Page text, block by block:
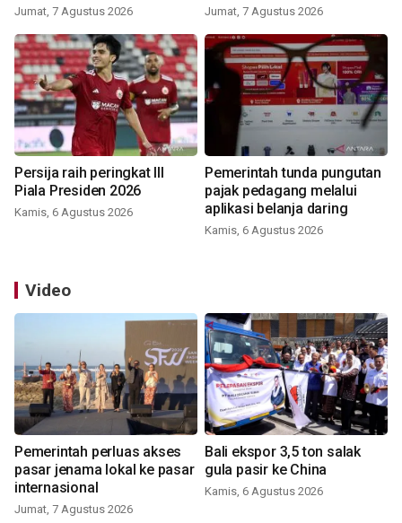
Jumat, 7 Agustus 2026 Jumat, 7 Agustus 2026
Persija raih peringkat III
Piala Presiden 2026
Kamis, 6 Agustus 2026
Pemerintah tunda pungutan
pajak pedagang melalui
aplikasi belanja daring
Kamis, 6 Agustus 2026
Video
Pemerintah perluas akses
pasar jenama lokal ke pasar
internasional
Jumat, 7 Agustus 2026
Bali ekspor 3,5 ton salak
gula pasir ke China
Kamis, 6 Agustus 2026